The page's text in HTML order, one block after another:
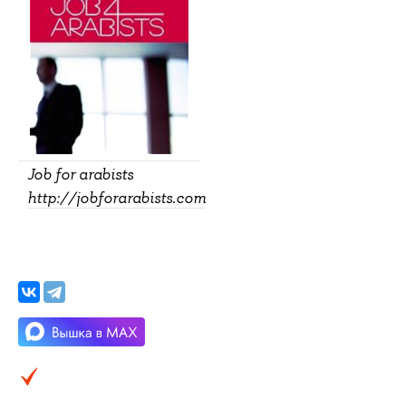
Job for arabists
http://jobforarabists.com